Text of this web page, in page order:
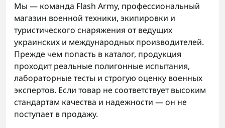
Мы — команда Flash Army, профессиональный
магазин военной техники, экипировки и
туристического снаряжения от ведущих
украинских и международных производителей.
Прежде чем попасть в каталог, продукция
проходит реальные полигонные испытания,
лабораторные тесты и строгую оценку военных
экспертов. Если товар не соответствует высоким
стандартам качества и надежности — он не
поступает в продажу.